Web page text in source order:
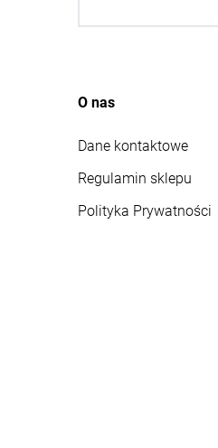
O nas
Dane kontaktowe
Regulamin sklepu
Polityka Prywatności